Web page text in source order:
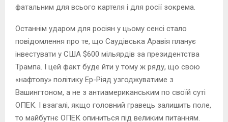
фатальним для всього картеля і для росії зокрема.
Останнім ударом для росіян у цьому сенсі стало
повідомлення про те, що Саудівська Аравія планує
інвестувати у США $600 мільярдів за президентства
Трампа. І цей факт буде йти у тому ж ряду, що свою
«нафтову» політику Ер-Ріяд узгоджуватиме з
Вашингтоном, а не з антиамериканським по своїй суті
ОПЕК. І взагалі, якщо головний гравець залишить поле,
то майбутнє ОПЕК опиниться під великим питанням.